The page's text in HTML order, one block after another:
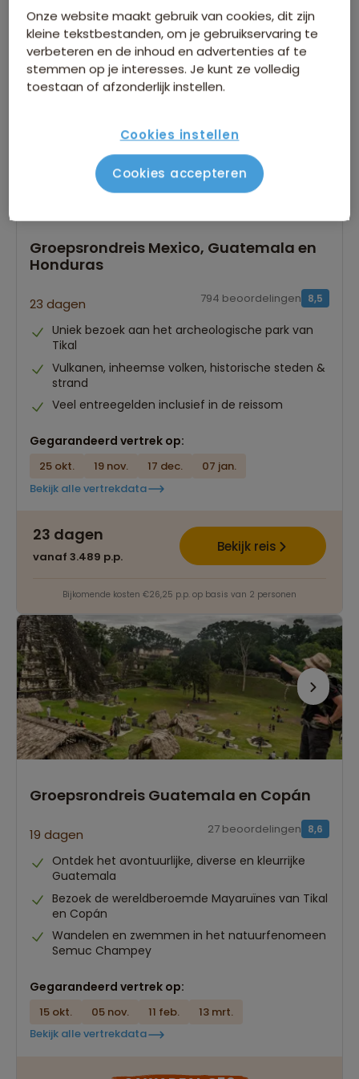
vanaf 4.379 p.p. 4.449 p.p.
Bijkomende kosten €26,25 p.p. op basis van 2 personen
Groepsrondreis Mexico, Guatemala en
Honduras
23 dagen 8,5
794 beoordelingen
Uniek bezoek aan het archeologische park van
Tikal
Vulkanen, inheemse volken, historische steden &
strand
Veel entreegelden inclusief in de reissom
Gegarandeerd vertrek op:
25 okt. 19 nov. 17 dec.
07 jan.
Bekijk alle vertrekdata
23 dagen
vanaf 3.489 p.p.
Bekijk reis
Bijkomende kosten €26,25 p.p. op basis van 2 personen
Groepsrondreis Guatemala en Copán
19 dagen 8,6
27 beoordelingen
Ontdek het avontuurlijke, diverse en kleurrijke
Guatemala
Bezoek de wereldberoemde Mayaruïnes van Tikal
en Copán
Wandelen en zwemmen in het natuurfenomeen
Semuc Champey
Gegarandeerd vertrek op:
15 okt. 05 nov. 11 feb.
13 mrt.
Bekijk alle vertrekdata
Onze website maakt gebruik van cookies, dit zijn
kleine tekstbestanden, om je gebruikservaring te
verbeteren en de inhoud en advertenties af te
stemmen op je interesses. Je kunt ze volledig
toestaan of afzonderlijk instellen.
Cookies instellen
Cookies accepteren